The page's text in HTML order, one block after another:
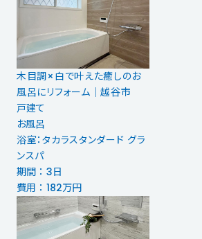
木目調×白で叶えた癒しのお
風呂にリフォーム｜越谷市
戸建て
お風呂
浴室：タカラスタンダード グラ
ンスパ
期間 ： 3日
費用 ： 182万円